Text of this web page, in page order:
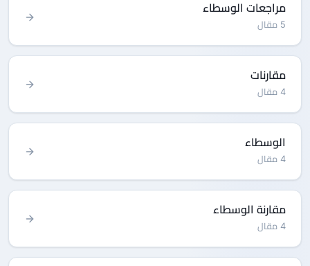
مراجعات الوسطاء
5 مقال
مقارنات
4 مقال
الوسطاء
4 مقال
مقارنة الوسطاء
4 مقال